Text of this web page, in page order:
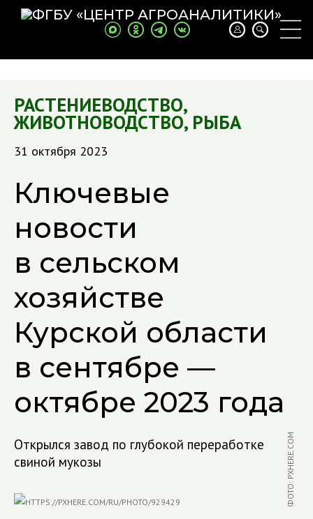
РАСТЕНИЕВОДСТВО,
ЖИВОТНОВОДСТВО, РЫБА
31 октября 2023
Ключевые
новости
в сельском
хозяйстве
Курской области
в сентябре —
октябре 2023 года
Открылся завод по глубокой переработке
свиной мукозы
ФОТО: PXHERE.COM